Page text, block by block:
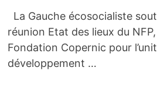
La Gauche écosocialiste
réunion Etat des lieux du
Fondation Copernic pour
développement …